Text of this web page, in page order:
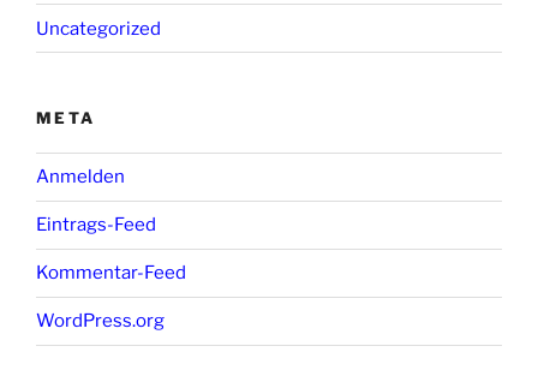
Uncategorized
META
Anmelden
Eintrags-Feed
Kommentar-Feed
WordPress.org